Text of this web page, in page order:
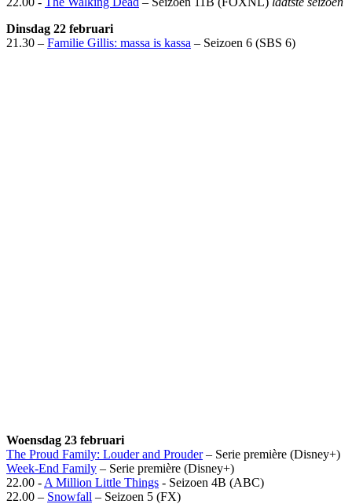
Dinsdag 22 februari
21.30 – Familie Gillis: massa is kassa – Seizoen 6 (SBS 6)
Woensdag 23 februari
The Proud Family: Louder and Prouder– Serie première (Disney+)
Week-End Family – Serie première (Disney+)
22.00 - A Million Little Things - Seizoen 4B (ABC)
22.00 – Snowfall – Seizoen 5 (FX)